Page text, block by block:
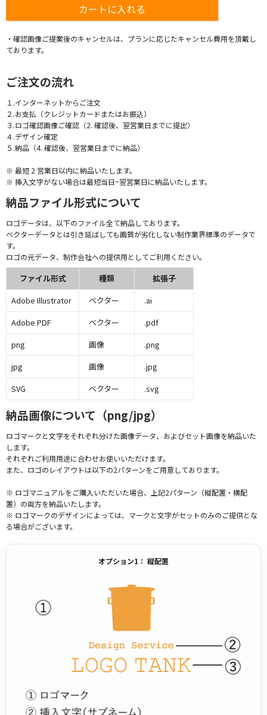
・確認画像ご提案後のキャンセルは、プランに応じたキャンセル費用を頂戴し
ております。
ご注文の流れ
１.インターネットからご注文
２.お支払（クレジットカードまたはお振込）
３.ロゴ確認画像ご確認（2. 確認後、翌営業日までに提出）
４.デザイン確定
５.納品（4. 確認後、翌営業日までに納品）
※ 最短 2 営業日以内に納品いたします。
※ 挿入文字がない場合は最短当日~翌営業日に納品いたします。
納品ファイル形式について
ロゴデータは、以下のファイル全て納品しております。
ベクターデータとは引き延ばしても画質が劣化しない制作業界標準のデータで
す。
ロゴの元データ、制作会社への提供用としてご利用ください。
ファイル形式 種類
拡張子
Adobe Illustrator
ベクター
.ai
Adobe PDF
ベクター
.pdf
png
画像
.png
jpg
画像
.jpg
SVG
ベクター .svg
納品画像について（png/jpg）
ロゴマークと文字をそれぞれ分けた画像データ、およびセット画像を納品いた
します。
それぞれご利用用途に合わせお使いいただけます。
また、ロゴのレイアウトは以下の2パターンをご用意しております。
※ ロゴマニュアルをご購入いただいた場合、上記2パターン（縦配置・横配
置）の両方を納品いたします。
※ ロゴマークのデザインによっては、マークと文字がセットのみのご提供とな
る場合がございます。
オプション1： 縦配置